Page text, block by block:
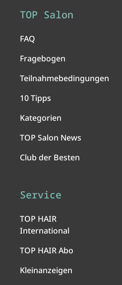
TOP Salon
FAQ
Fragebogen
Teilnahmebedingungen
10 Tipps
Kategorien
TOP Salon News
Club der Besten
Service
TOP HAIR
International
TOP HAIR Abo
Kleinanzeigen